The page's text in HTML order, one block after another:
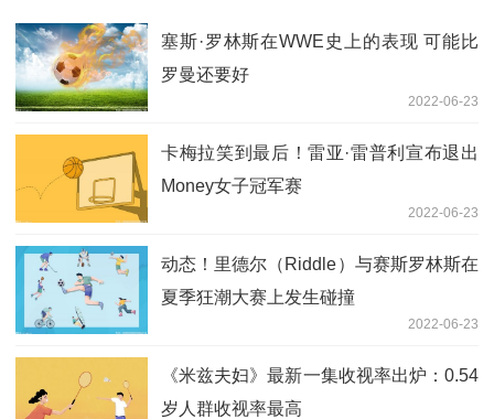
塞斯·罗林斯在WWE史上的表现 可能比
罗曼还要好
2022-06-23
卡梅拉笑到最后！雷亚·雷普利宣布退出
Money女子冠军赛
2022-06-23
动态！里德尔（Riddle）与赛斯罗林斯在
夏季狂潮大赛上发生碰撞
2022-06-23
《米兹夫妇》最新一集收视率出炉：0.54
岁人群收视率最高